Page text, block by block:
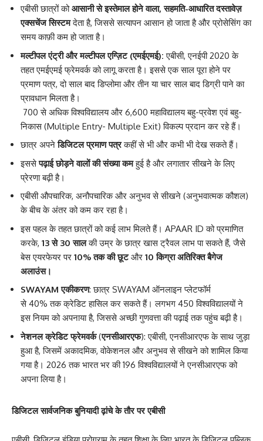
एबीसी छात्रों कोआसानी से इस्तेमाल होने वाला,सहमति-आधारित दस्तावेज़
एक्सचेंज सिस्टमदेता है, जिससे सत्यापन आसान हो जाता है और प्रोसेसिंग का
समय काफ़ी कम हो जाता है।
मल्टीपल एंट्री और मल्टीपल एग्ज़िट (एमईएमई): एबीसी, एनईपी 2020 के
तहत एमईएमई फ्रेमवर्क को लागू करता है। इससे एक साल पूरा होने पर
प्रमाण पत्र, दो साल बाद डिप्लोमा और तीन या चार साल बाद डिग्री पाने का
प्रावधान मिलता है।
700 से अधिक विश्वविद्यालय और 6,600 महाविद्यालय बहु-प्रवेश एवं बहु-
निकास (Multiple Entry- Multiple Exit) विकल्प प्रदान कर रहे हैं।
छात्र अपनेडिजिटल प्रमाण पत्रकहीं से भी और कभी भी देख सकते हैं।
इससेपढ़ाई छोड़ने वालों की संख्या कमहुई है और लगातार सीखने के लिए
प्रेरणा बढ़ी है।
एबीसी औपचारिक, अनौपचारिक और अनुभव से सीखने (अनुभवात्मक कौशल)
के बीच के अंतर को कम कर रहा है।
इस पहल के तहत छात्रों को कई लाभ मिलते हैं। APAAR ID को प्रमाणित
करके, 13से 30 सालकी उम्र के छात्र खास ट्रैवल लाभ पा सकते हैं, जैसे
बेस एयरफेयर पर 10%तक की छूटऔर 10किग्रा अतिरिक्त बैगेज
अलाउंस।
SWAYAMएकीकरण: छात्र SWAYAM ऑनलाइन प्लेटफॉर्म
से 40% तक क्रेडिट हासिल कर सकते हैं। लगभग 450 विश्वविद्यालयों ने
इस नियम को अपनाया है, जिससे अच्छी गुणवत्ता की पढ़ाई तक पहुंच बढ़ी है।
नेशनल क्रेडिट फ्रेमवर्क(एनसीआरएफ): एबीसी, एनसीआरएफ के साथ जुड़ा
हुआ है, जिसमें अकादमिक, वोकेशनल और अनुभव से सीखने को शामिल किया
गया है। 2026 तक भारत भर की 196 विश्वविद्यालयों ने एनसीआरएफ को
अपना लिया है।
डिजिटल सार्वजनिक बुनियादी ढ़ांचे के तौर परएबीसी